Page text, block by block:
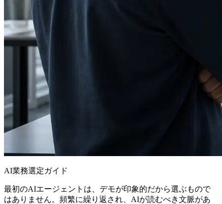
AI業務選定ガイド
最初のAIエージェントは、デモが印象的だから選ぶもので
はありません。頻繁に繰り返され、AIが読むべき文脈があ